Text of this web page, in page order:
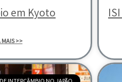
em Kyoto
MAIS >>